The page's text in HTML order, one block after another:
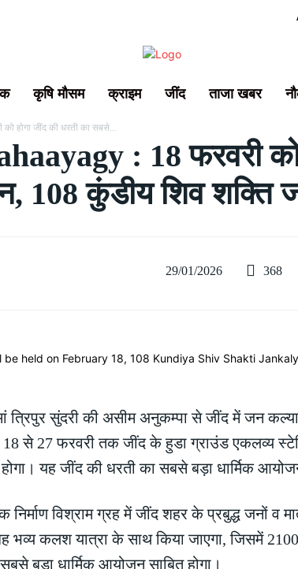
कृषि मौसम क्राइम जींद ताजा खबर
को होगा जींद की धरती का सबसे...
: 18 फरवरी
108 कुंडीय शिव शक्ति
29/01/2026 368
त्रिपुर सुंदरी की असीम अनुकम्पा से जींद में जन
से 27 फरवरी तक जींद के हुडा ग्राउंड एकलव्य
यह जींद की धरती का सबसे बड़ा धार्मिक
निर्माण विश्राम ग्रह में जींद शहर के प्रबुद्ध जनों
भव्य कलश यात्रा के साथ किया जाएगा, जिसमें
बड़ा धार्मिक आयोजन साबित होगा।